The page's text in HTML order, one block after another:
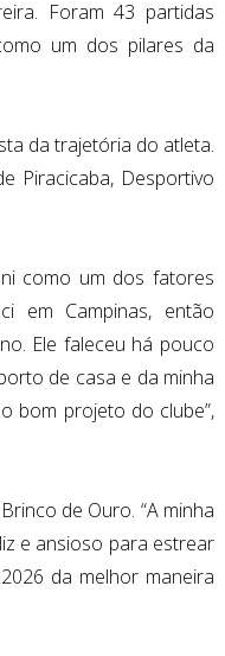
Foram 43 partidas
um dos pilares da
da trajetória do atleta.
Piracicaba, Desportivo
como um dos fatores
em Campinas, então
Ele faleceu há pouco
de casa e da minha
bom projeto do clube”,
de Ouro. “A minha
e ansioso para estrear
da melhor maneira